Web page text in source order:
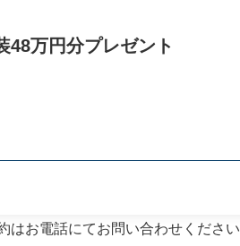
48万円分プレゼント
はお電話にてお問い合わせください